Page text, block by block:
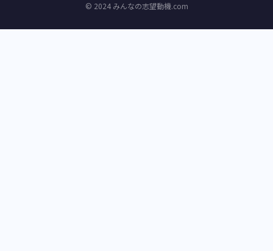
© 2024 みんなの志望動機.com